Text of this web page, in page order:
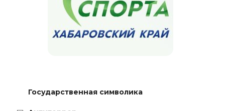
Государственная символика